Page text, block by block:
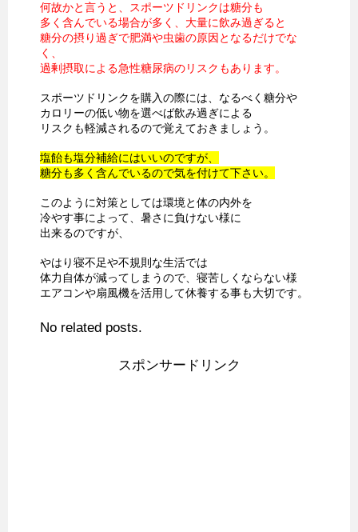
何故かと言うと、スポーツドリンクは糖分も
多く含んでいる場合が多く、大量に飲み過ぎると
糖分の摂り過ぎで肥満や虫歯の原因となるだけでな
く、
過剰摂取による急性糖尿病のリスクもあります。
スポーツドリンクを購入の際には、なるべく糖分や
カロリーの低い物を選べば飲み過ぎによる
リスクも軽減されるので覚えておきましょう。
塩飴も塩分補給にはいいのですが、
糖分も多く含んでいるので気を付けて下さい。
このように対策としては環境と体の内外を
冷やす事によって、暑さに負けない様に
出来るのですが、
やはり寝不足や不規則な生活では
体力自体が減ってしまうので、寝苦しくならない様
エアコンや扇風機を活用して休養する事も大切です。
No related posts.
スポンサードリンク